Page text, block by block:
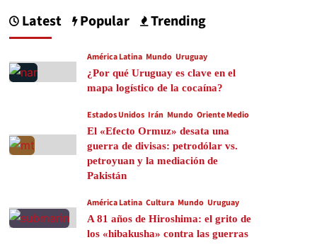
Latest Popular Trending
América Latina Mundo Uruguay
¿Por qué Uruguay es clave en el
mapa logístico de la cocaína?
Estados Unidos Irán Mundo Oriente Medio
El «Efecto Ormuz» desata una
guerra de divisas: petrodólar vs.
petroyuan y la mediación de
Pakistán
América Latina Cultura Mundo Uruguay
A 81 años de Hiroshima: el grito de
los «hibakusha» contra las guerras